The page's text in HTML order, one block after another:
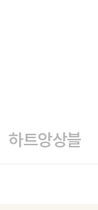
하트앙상블